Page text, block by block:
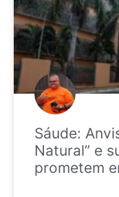
Sáude:
Natural” e
prometem